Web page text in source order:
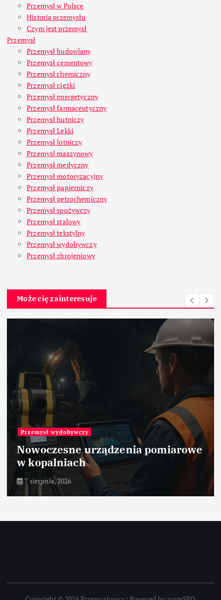
Przemysł w Polsce
Historia przemysłu
Czym jest przemysł
Przemysł
Przemysł budowlany
Przemysł cementowy
Przemysł chemiczny
Przemysł ciężki
Przemysł energetyczny
Przemysł farmaceutyczny
Przemysł hutniczy
Przemysł Lekki
Przemysł lotniczy
Przemysł maszynowy
Przemysł medyczny
Przemysł motoryzacyjny
Przemysł papierniczy
Przemysł petrochemiczny
Przemysł spożywczy
Przemysł stalowy
Przemysł tekstylny
Przemysł wydobywczy
Przemysł zbrojeniowy
Może cię zainteresuje
Przemysł wydobywczy
Nowoczesne urządzenia pomiarowe
w kopalniach
7 sierpnia, 2026